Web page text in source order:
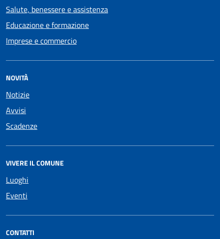
Salute, benessere e assistenza
Educazione e formazione
Imprese e commercio
NOVITÀ
Notizie
Avvisi
Scadenze
VIVERE IL COMUNE
Luoghi
Eventi
CONTATTI